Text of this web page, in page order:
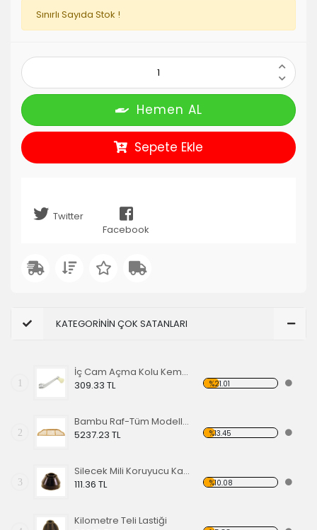
Sınırlı Sayıda Stok !
Hemen AL
Sepete Ekle
Twitter
Facebook
KATEGORİNİN ÇOK SATANLARI
1
İç Cam Açma Kolu Kemik Renk-56-67 EA
309.33 TL
%21.01
2
Bambu Raf-Tüm Modeller İçin
5237.23 TL
%13.45
3
Silecek Mili Koruyucu Kapak
111.36 TL
%10.08
Kilometre Teli Lastiği